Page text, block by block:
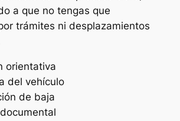
a que no tengas que
trámites ni desplazamientos
orientativa
del vehículo
de baja